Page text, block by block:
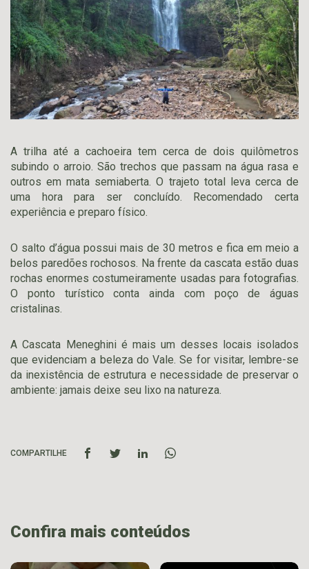
A trilha até a cachoeira tem cerca de dois quilômetros
subindo o arroio. São trechos que passam na água rasa e
outros em mata semiaberta. O trajeto total leva cerca de
uma hora para ser concluído. Recomendado certa
experiência e preparo físico.
O salto d’água possui mais de 30 metros e fica em meio a
belos paredões rochosos. Na frente da cascata estão duas
rochas enormes costumeiramente usadas para fotografias.
O ponto turístico conta ainda com poço de águas
cristalinas.
A Cascata Meneghini é mais um desses locais isolados
que evidenciam a beleza do Vale. Se for visitar, lembre-se
da inexistência de estrutura e necessidade de preservar o
ambiente: jamais deixe seu lixo na natureza.
COMPARTILHE
Confira mais conteúdos